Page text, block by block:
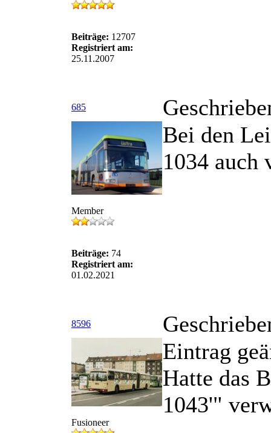
Beiträge: 12707
Registriert am:
25.11.2007
685
Member
Beiträge: 74
Registriert am:
01.02.2021
Bei den
1034 auch
8596
Fusioneer
Eintrag
Hatte das
1043'"